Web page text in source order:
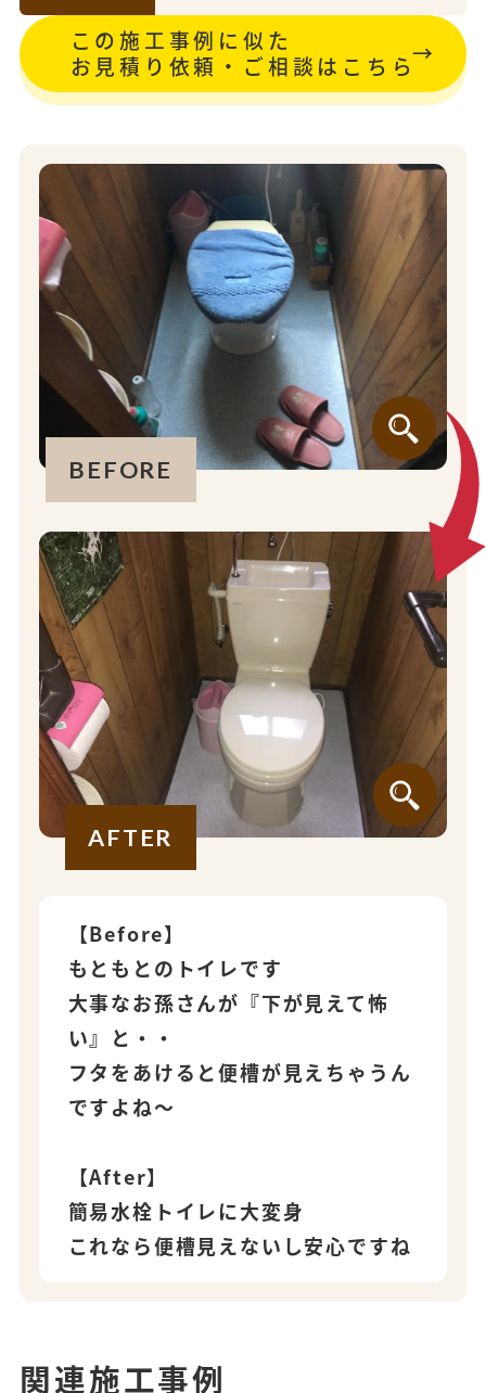
この施工事例に似た
お見積り依頼・ご相談はこちら
BEFORE
AFTER
【Before】
もともとのトイレです
大事なお孫さんが『下が見えて怖
い』と・・
フタをあけると便槽が見えちゃうん
ですよね～
【After】
簡易水栓トイレに大変身
これなら便槽見えないし安心ですね
関連施工事例